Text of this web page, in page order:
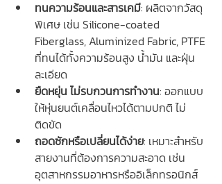
ทนความร้อนและสารเคมี: ผลิตจากวัสดุ
พิเศษ เช่น Silicone-coated
Fiberglass, Aluminized Fabric, PTFE
ที่ทนได้ทั้งความร้อนสูง น้ำมัน และฝุ่น
ละเอียด
ยืดหยุ่น ไม่รบกวนการทำงาน: ออกแบบ
ให้หุ่นยนต์เคลื่อนไหวได้ตามปกติ ไม่
ติดขัด
ถอดซักหรือเปลี่ยนได้ง่าย: เหมาะสำหรับ
สายงานที่ต้องการความสะอาด เช่น
อุตสาหกรรมอาหารหรืออิเล็กทรอนิกส์